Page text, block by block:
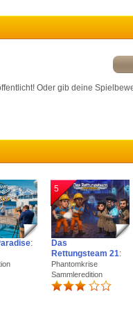
Oder gib deine
:
5
Das
Rettungsteam 21:
Phantomkrise
Sammleredition